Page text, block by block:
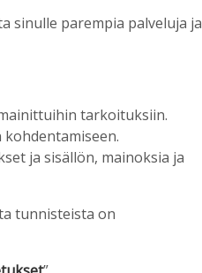
sinulle parempia palveluja ja
tarkoituksiin.
ja sisällön, mainoksia ja
tunnisteista on